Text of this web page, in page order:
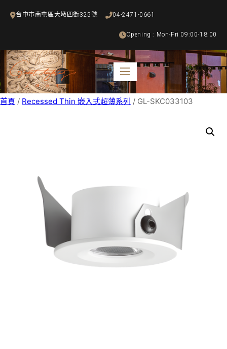
內
容
台中市南屯區大墩四街325號 04-2471-0661
Opening : Mon-Fri 09:00-18:00
首頁 / Recessed Thin 嵌入式超薄系列 / GL-SKC033103